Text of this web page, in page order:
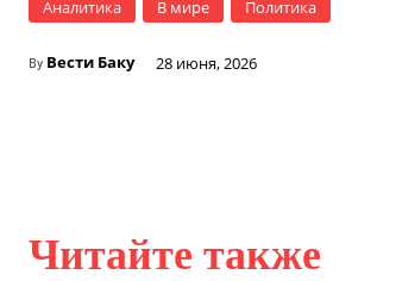
Аналитика В мире Политика
By Вести Баку 28 июня, 2026
Читайте также